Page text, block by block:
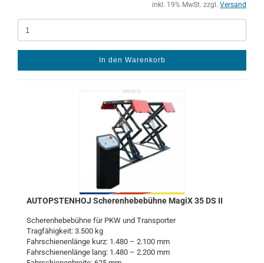
inkl. 19% MwSt. zzgl. Versand
In den Warenkorb
AUTOPS­TEN­HOJ Sche­ren­he­be­büh­ne MagiX 35 DS II
Sche­ren­he­be­büh­ne für PKW und Trans­por­ter
Trag­fä­hig­keit: 3.500 kg
Fahr­schie­nen­län­ge kurz: 1.480 – 2.100 mm
Fahr­schie­nen­län­ge lang: 1.480 – 2.200 mm